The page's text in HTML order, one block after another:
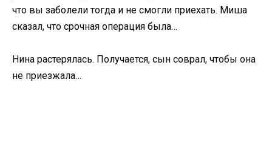
что вы заболели тогда и не смогли приехать. Миша
сказал, что срочная операция была…
Нина растерялась. Получается, сын соврал, чтобы она
не приезжала…